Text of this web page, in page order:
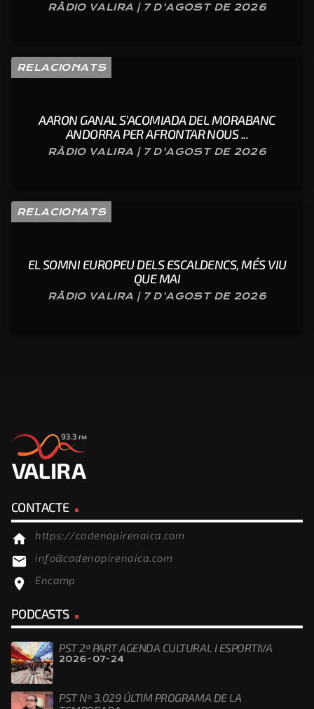
RÀDIO VALIRA | 7 D'AGOST DE 2026
RELACIONATS
AARON GANAL S’ACOMIADA DEL MORABANC
ANDORRA PER AFRONTAR NOUS ...
RÀDIO VALIRA | 7 D'AGOST DE 2026
RELACIONATS
EL SOMNI EUROPEU DELS ESCALDENCS, MÉS VIU
QUE MAI
RÀDIO VALIRA | 7 D'AGOST DE 2026
CONTACTE
home https://cadenapirenaica.com
email info@cadenapirenaica.com
location_on Encamp
PODCASTS
PST 2ª PART AGENDA CULTURAL I ESPORTIVA
2026-07-24
PST Nº 3.029 ÚLTIM PROGRAMA DE LA